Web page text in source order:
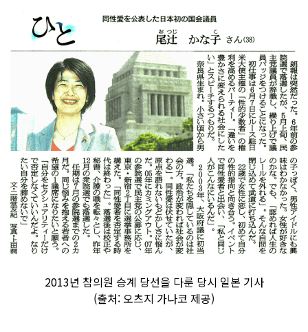
2013년 참의원 승계 당선을 다룬 당시 일본 기사
(출처: 오츠지 가나코 제공)